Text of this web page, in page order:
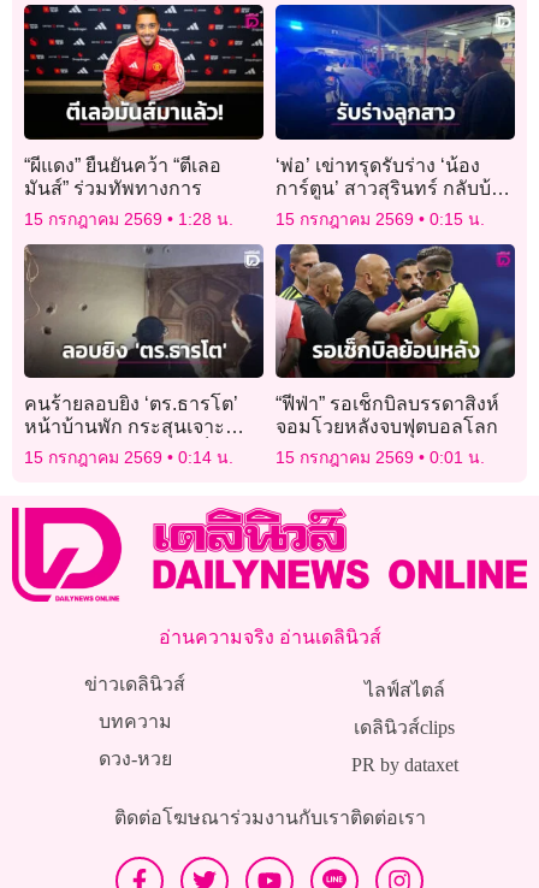
“ผีแดง” ยืนยันคว้า “ตีเลอ
มันส์” ร่วมทัพทางการ
15 กรกฎาคม 2569 1:28 น.
‘พ่อ’ เข่าทรุดรับร่าง ‘น้อง
การ์ตูน’ สาวสุรินทร์ กลับบ้าน
เกิด หลังประสบเหตุ
โศกนาฏกรรมไฟไหม้โรง
เบียร์
15 กรกฎาคม 2569 0:15 น.
คนร้ายลอบยิง ‘ตร.ธารโต’
หน้าบ้านพัก กระสุนเจาะ
กำแพงพรุน โชคดีไร้เจ็บ-ดับ
15 กรกฎาคม 2569 0:14 น.
“ฟีฟ่า” รอเช็กบิลบรรดาสิงห์
จอมโวยหลังจบฟุตบอลโลก
15 กรกฎาคม 2569 0:01 น.
อ่านความจริง อ่านเดลินิวส์
ข่าวเดลินิวส์
บทความ
ดวง-หวย
ไลฟ์สไตล์
เดลินิวส์clips
PR by dataxet
ติดต่อโฆษณาร่วมงานกับเราติดต่อเรา